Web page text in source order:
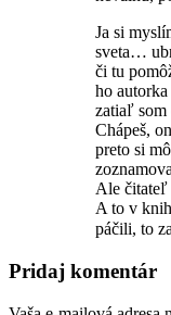
Ja si
sveta…
či tu
ho
zatiaľ
Chápeš,
preto si
Ale čitateľ
A to v
páčili, to
Pridaj komentár